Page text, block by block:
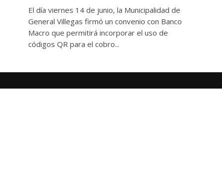
El día viernes 14 de junio, la Municipalidad de
General Villegas firmó un convenio con Banco
Macro que permitirá incorporar el uso de
códigos QR para el cobro...